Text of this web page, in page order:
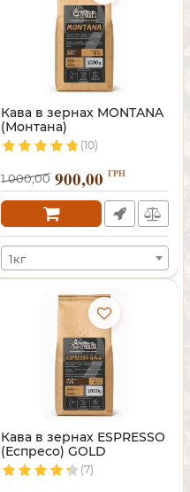
Кава в зернах MONTANA
(Монтана)
(10)
1 000,00 900,00 ГРН
1кг
Кава в зернах ESPRESSO
(Еспресо) GOLD
(7)